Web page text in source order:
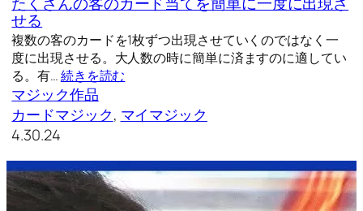
せる
複数の客のカードを1枚ずつ出現させていくのではなく一
度に出現させる。大人数の時に簡単に済ますのに適してい
る。有…続きを読む
マジック作品
カードマジック, マイマジック
4.30.24